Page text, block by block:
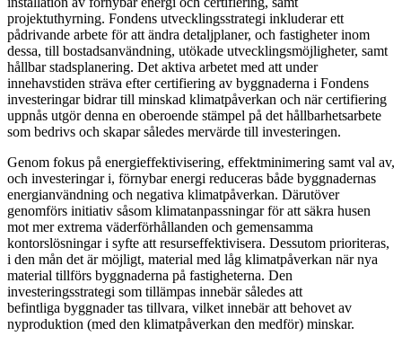
projektuthyrning. Fondens utvecklingsstrategi inkluderar ett
pådrivande arbete för att ändra detaljplaner, och fastigheter inom
dessa, till bostadsanvändning, utökade utvecklingsmöjligheter, samt
hållbar stadsplanering. Det aktiva arbetet med att under
innehavstiden sträva efter certifiering av byggnaderna i Fondens
investeringar bidrar till minskad klimatpåverkan och när certifiering
uppnås utgör denna en oberoende stämpel på det hållbarhetsarbete
som bedrivs och skapar således mervärde till investeringen.
Genom fokus på energieffektivisering, effektminimering samt val av,
och investeringar i, förnybar energi reduceras både byggnadernas
energianvändning och negativa klimatpåverkan. Därutöver
genomförs initiativ såsom klimatanpassningar för att säkra husen
mot mer extrema väderförhållanden och gemensamma
kontorslösningar i syfte att resurseffektivisera. Dessutom prioriteras,
i den mån det är möjligt, material med låg klimatpåverkan när nya
material tillförs byggnaderna på fastigheterna. Den
investeringsstrategi som tillämpas innebär således att
befintliga byggnader tas tillvara, vilket innebär att behovet av
nyproduktion (med den klimatpåverkan den medför) minskar.